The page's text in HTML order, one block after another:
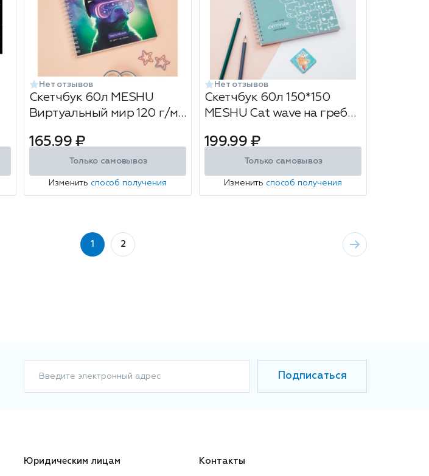
Нет отзывов
Скетчбук 60л MESHU
Виртуальный мир 120 г/м²
165.99 ₽
Только самовывоз
Изменить способ получения
Нет отзывов
Скетчбук 60л 150*150
MESHU Cat wave на гребне
199.99 ₽
Только самовывоз
Изменить способ получения
1 2
Введите электронный адрес Подписаться
Юридическим лицам Контакты